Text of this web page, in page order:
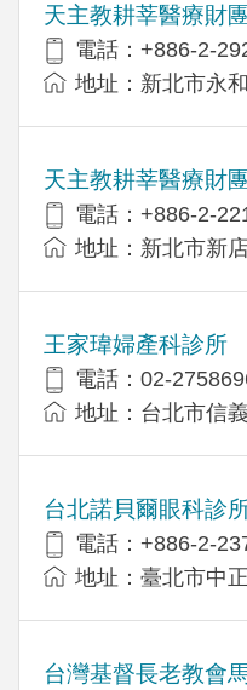
天主教耕莘醫療財
電話：+886-2-
地址：新北市永
天主教耕莘醫療財
電話：+886-2-
地址：新北市新
王家瑋婦產科診所
電話：02-
地址：台北市信
台北諾貝爾眼科診
電話：+886-2-
地址：臺北市中
台灣基督長老教會